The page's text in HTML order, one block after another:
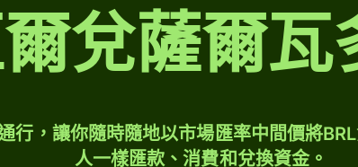
兌薩爾瓦
行，讓你隨時隨地以市場匯率中間價將
人一樣匯款、消費和兌換資金。